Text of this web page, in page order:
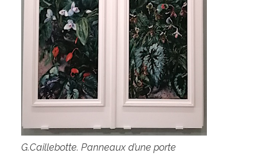
G.Caillebotte. Panneaux d’une porte